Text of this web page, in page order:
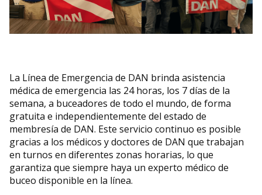
La Línea de Emergencia de DAN brinda asistencia
médica de emergencia las 24 horas, los 7 días de la
semana, a buceadores de todo el mundo, de forma
gratuita e independientemente del estado de
membresía de DAN. Este servicio continuo es posible
gracias a los médicos y doctores de DAN que trabajan
en turnos en diferentes zonas horarias, lo que
garantiza que siempre haya un experto médico de
buceo disponible en la línea.